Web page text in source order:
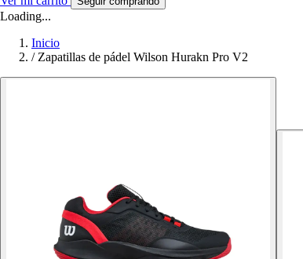
Loading...
Inicio
/ Zapatillas de pádel Wilson Hurakn Pro V2